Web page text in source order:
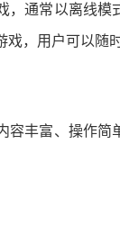
通常以离线
，用户可以随
丰富、操作